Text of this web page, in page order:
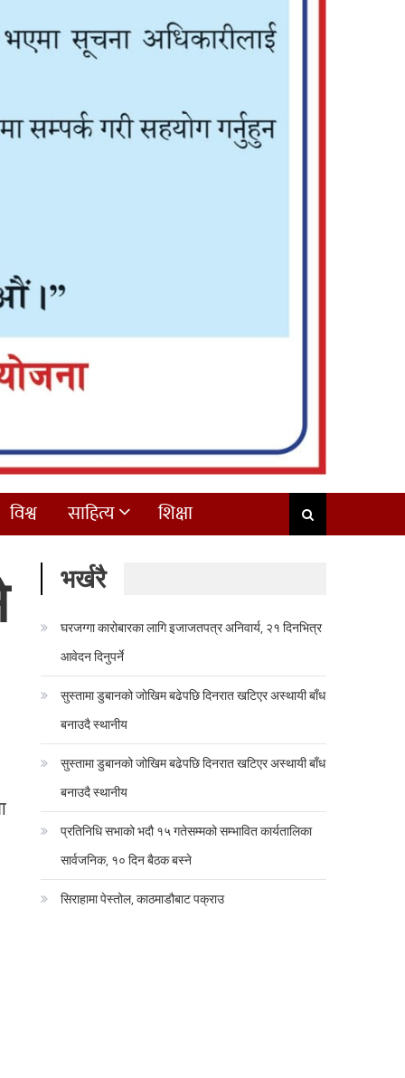
विश्व साहित्य शिक्षा
भर्खरै
घरजग्गा कारोबारका लागि इजाजतपत्र अनिवार्य, २१ दिनभित्र
आवेदन दिनुपर्ने
सुस्तामा डुबानको जोखिम बढेपछि दिनरात खटिएर अस्थायी बाँध
बनाउदै स्थानीय
सुस्तामा डुबानको जोखिम बढेपछि दिनरात खटिएर अस्थायी बाँध
बनाउदै स्थानीय
प्रतिनिधि सभाको भदौ १५ गतेसम्मको सम्भावित कार्यतालिका
सार्वजनिक, १० दिन बैठक बस्ने
सिराहामा पेस्तोल, काठमाडौबाट पक्राउ